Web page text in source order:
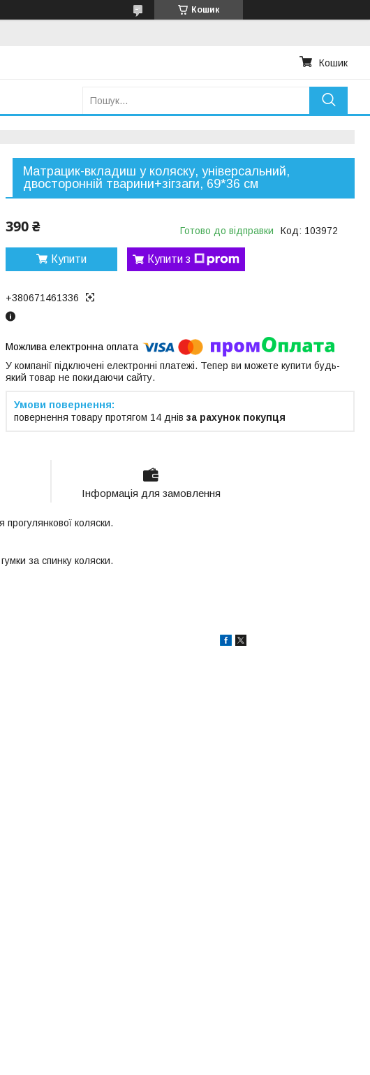
Кошик
Кошик
Матрацик-вкладиш у коляску, універсальний,
двосторонній тварини+зігзаги, 69*36 см
390 ₴ Готово до відправки Код: 103972
Купити Купити з
+380671461336
У компанії підключені електронні платежі. Тепер ви можете купити будь-
який товар не покидаючи сайту.
повернення товару протягом 14 днів за рахунок покупця
Інформація для замовлення
коляски.
за спинку коляски.